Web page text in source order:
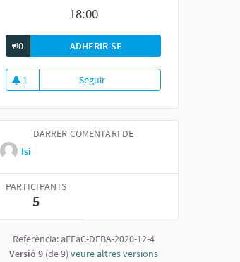
18:00
0 ADHERIR-SE
1
1 seguidora
SeguirFòrum general de debat sobre
DARRER COMENTARI DE
Isi
PARTICIPANTS
5
Referència: aFFaC-DEBA-2020-12-4
Versió 9(de 9) veure altres versions